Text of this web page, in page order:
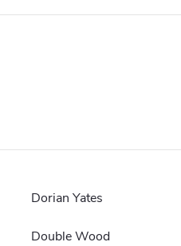
Dorian Yates
Double Wood